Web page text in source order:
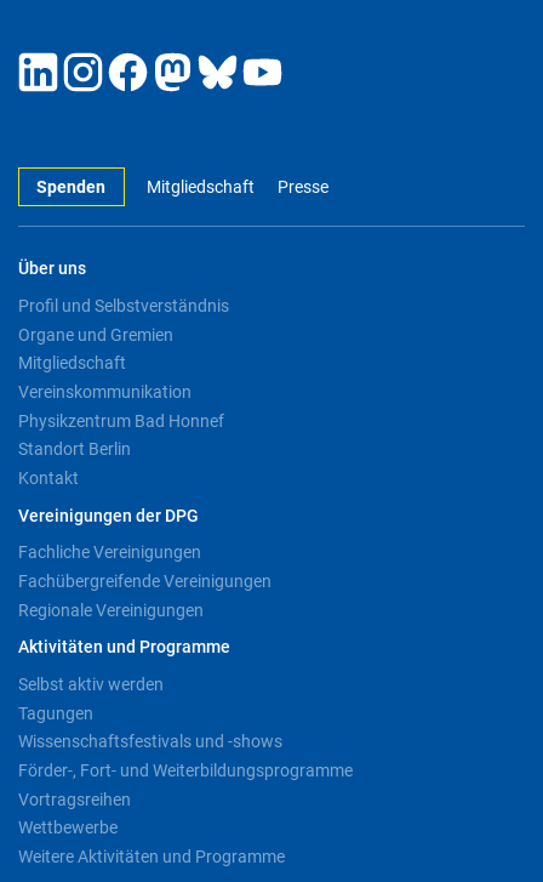
Spenden Mitgliedschaft Presse
Über uns
Profil und Selbstverständnis
Organe und Gremien
Mitgliedschaft
Vereinskommunikation
Physikzentrum Bad Honnef
Standort Berlin
Kontakt
Vereinigungen der DPG
Fachliche Vereinigungen
Fachübergreifende Vereinigungen
Regionale Vereinigungen
Aktivitäten und Programme
Selbst aktiv werden
Tagungen
Wissenschaftsfestivals und -shows
Förder-, Fort- und Weiterbildungsprogramme
Vortragsreihen
Wettbewerbe
Weitere Aktivitäten und Programme